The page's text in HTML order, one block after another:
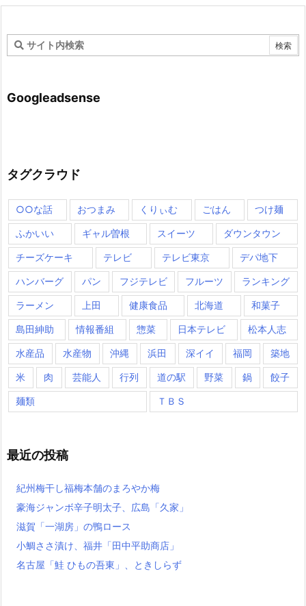
Googleadsense
タグクラウド
○○な話 おつまみ くりぃむ ごはん つけ麺
ふかいい ギャル曽根 スイーツ ダウンタウン
チーズケーキ テレビ テレビ東京 デパ地下
ハンバーグ パン フジテレビ フルーツ ランキング
ラーメン 上田 健康食品 北海道 和菓子
島田紳助 情報番組 惣菜 日本テレビ 松本人志
水産品 水産物 沖縄 浜田 深イイ 福岡 築地
米 肉 芸能人 行列 道の駅 野菜 鍋 餃子
麺類 ＴＢＳ
最近の投稿
紀州梅干し福梅本舗のまろやか梅
豪海ジャンボ辛子明太子、広島「久家」
滋賀「一湖房」の鴨ロース
小鯛ささ漬け、福井「田中平助商店」
名古屋「鮭 ひもの吾東」、ときしらず